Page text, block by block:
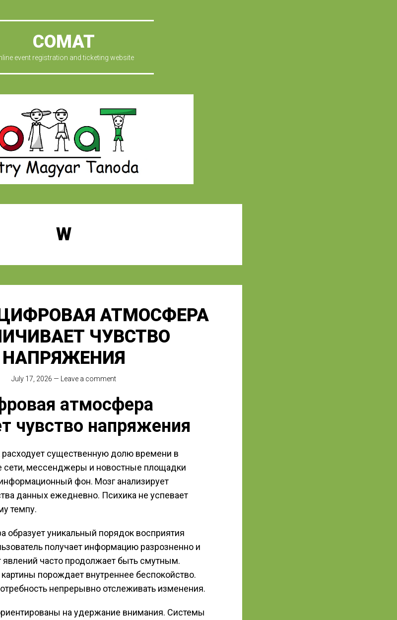
COMAT
event registration and ticketing website
W
АТМОСФЕРА
ЧУВСТВО
НАПРЯЖЕНИЯ
July 17, 2026 — Leave a comment
атмосфера
чувство напряжения
существенную долю времени в
сети, мессенджеры и новостные площадки
фон. Мозг анализирует
данных ежедневно. Психика не успевает
темпу.
образует уникальный порядок восприятия
получает информацию разрозненно и
явлений часто продолжает быть смутным.
порождает внутреннее беспокойство.
непрерывно отслеживать изменения.
на удержание внимания. Системы